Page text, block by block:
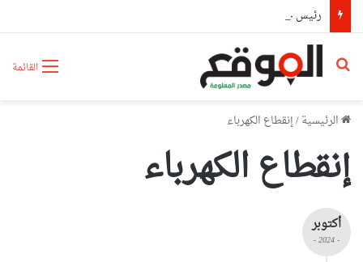
القائمة بحث عن
الرئيسية/إنقطاع الكهرباء
إنقطاع الكهرباء
أكتوبر
- 2024 -